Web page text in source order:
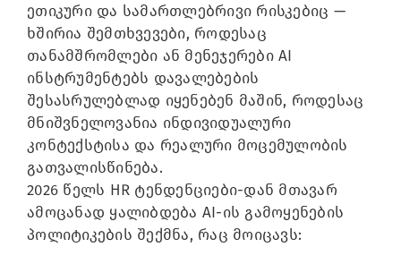
ეთიკური და სამართლებრივი რისკებიც —
ხშირია შემთხვევები, როდესაც
თანამშრომლები ან მენეჯერები AI
ინსტრუმენტებს დავალებების
შესასრულებლად იყენებენ მაშინ, როდესაც
მნიშვნელოვანია ინდივიდუალური
კონტექსტისა და რეალური მოცემულობის
გათვალისწინება.
2026 წელს HR ტენდენციები-დან მთავარ
ამოცანად ყალიბდება AI-ის გამოყენების
პოლიტიკების შექმნა, რაც მოიცავს: